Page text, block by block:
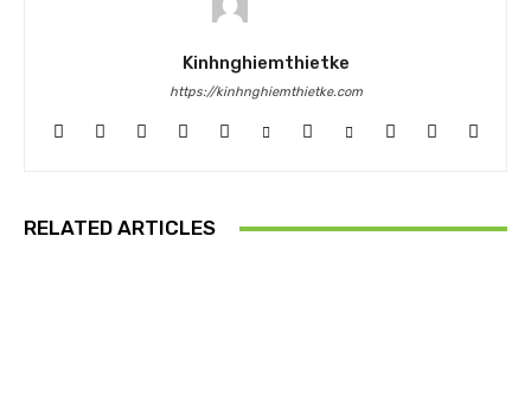
Kinhnghiemthietke
https://kinhnghiemthietke.com
RELATED ARTICLES